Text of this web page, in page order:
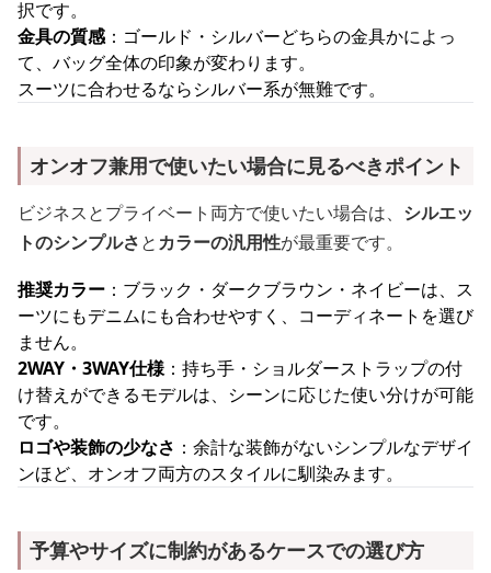
択です。
金具の質感：ゴールド・シルバーどちらの金具かによっ
て、バッグ全体の印象が変わります。
スーツに合わせるならシルバー系が無難です。
オンオフ兼用で使いたい場合に見るべきポイント
ビジネスとプライベート両方で使いたい場合は、 シルエッ
トのシンプルさとカラーの汎用性が最重要です。
推奨カラー ：ブラック・ダークブラウン・ネイビーは、ス
ーツにもデニムにも合わせやすく、コーディネートを選び
ません。
2WAY・3WAY仕様：持ち手・ショルダーストラップの付
け替えができるモデルは、シーンに応じた使い分けが可能
です。
ロゴや装飾の少なさ ：余計な装飾がないシンプルなデザイ
ンほど、オンオフ両方のスタイルに馴染みます。
予算やサイズに制約があるケースでの選び方